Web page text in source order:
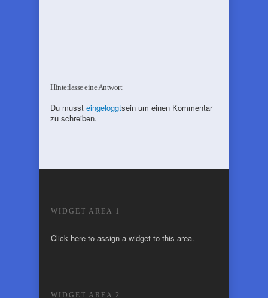
Hinterlasse eine Antwort
Du musst eingeloggtsein um einen Kommentar
zu schreiben.
WIDGET AREA 1
Click here to assign a widget to this area.
WIDGET AREA 2